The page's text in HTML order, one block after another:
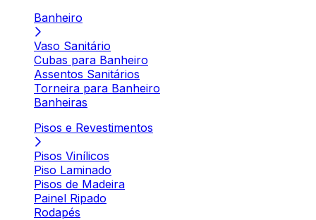
Banheiro
Vaso Sanitário
Cubas para Banheiro
Assentos Sanitários
Torneira para Banheiro
Banheiras
Pisos e Revestimentos
Pisos Vinílicos
Piso Laminado
Pisos de Madeira
Painel Ripado
Rodapés